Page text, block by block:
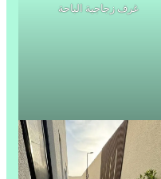
غرف زجاجية الباحة